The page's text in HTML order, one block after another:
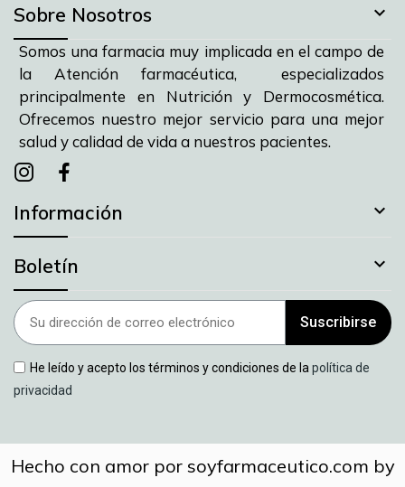
Sobre Nosotros 
Somos una farmacia muy implicada en el campo de
la Atención farmacéutica, especializados
principalmente en Nutrición y Dermocosmética.
Ofrecemos nuestro mejor servicio para una mejor
salud y calidad de vida a nuestros pacientes.
Información 
Boletín 
Suscribirse
He leído y acepto los términos y condiciones de la política de
privacidad
Hecho con amor por soyfarmaceutico.com by